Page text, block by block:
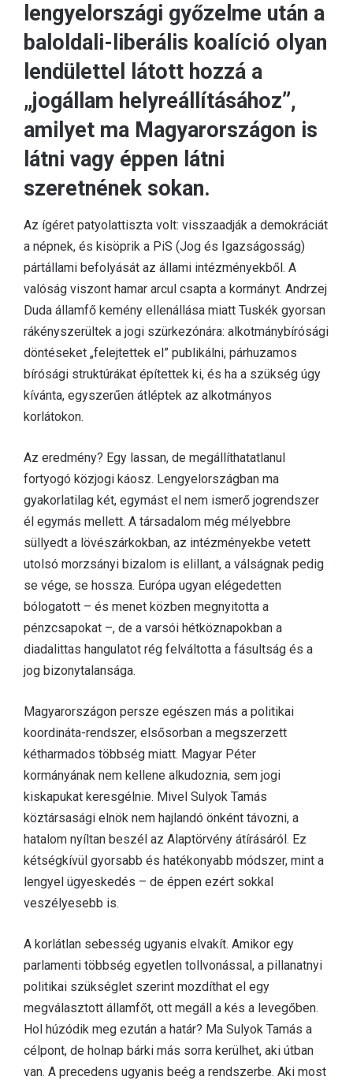
lengyelországi győzelme után a
baloldali-liberális koalíció olyan
lendülettel látott hozzá a
„jogállam helyreállításához”,
amilyet ma Magyarországon is
látni vagy éppen látni
szeretnének sokan.
Az ígéret patyolattiszta volt: visszaadják a demokráciát
a népnek, és kisöprik a PiS (Jog és Igazságosság)
pártállami befolyását az állami intézményekből. A
valóság viszont hamar arcul csapta a kormányt. Andrzej
Duda államfő kemény ellenállása miatt Tuskék gyorsan
rákényszerültek a jogi szürkezónára: alkotmánybírósági
döntéseket „felejtettek el” publikálni, párhuzamos
bírósági struktúrákat építettek ki, és ha a szükség úgy
kívánta, egyszerűen átléptek az alkotmányos
korlátokon.
Az eredmény? Egy lassan, de megállíthatatlanul
fortyogó közjogi káosz. Lengyelországban ma
gyakorlatilag két, egymást el nem ismerő jogrendszer
él egymás mellett. A társadalom még mélyebbre
süllyedt a lövészárkokban, az intézményekbe vetett
utolsó morzsányi bizalom is elillant, a válságnak pedig
se vége, se hossza. Európa ugyan elégedetten
bólogatott – és menet közben megnyitotta a
pénzcsapokat –, de a varsói hétköznapokban a
diadalittas hangulatot rég felváltotta a fásultság és a
jog bizonytalansága.
Magyarországon persze egészen más a politikai
koordináta-rendszer, elsősorban a megszerzett
kétharmados többség miatt. Magyar Péter
kormányának nem kellene alkudoznia, sem jogi
kiskapukat keresgélnie. Mivel Sulyok Tamás
köztársasági elnök nem hajlandó önként távozni, a
hatalom nyíltan beszél az Alaptörvény átírásáról. Ez
kétségkívül gyorsabb és hatékonyabb módszer, mint a
lengyel ügyeskedés – de éppen ezért sokkal
veszélyesebb is.
A korlátlan sebesség ugyanis elvakít. Amikor egy
parlamenti többség egyetlen tollvonással, a pillanatnyi
politikai szükséglet szerint mozdíthat el egy
megválasztott államfőt, ott megáll a kés a levegőben.
Hol húzódik meg ezután a határ? Ma Sulyok Tamás a
célpont, de holnap bárki más sorra kerülhet, aki útban
van. A precedens ugyanis beég a rendszerbe. Aki most